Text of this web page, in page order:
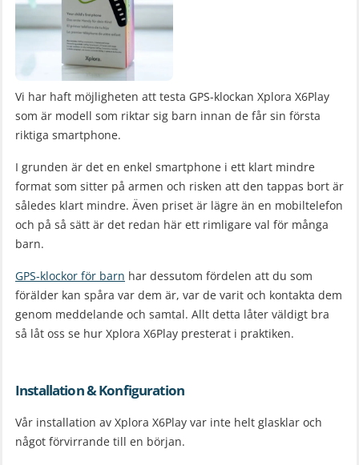
Vi har haft möjligheten att testa GPS-klockan Xplora X6Play
som är modell som riktar sig barn innan de får sin första
riktiga smartphone.
I grunden är det en enkel smartphone i ett klart mindre
format som sitter på armen och risken att den tappas bort är
således klart mindre. Även priset är lägre än en mobiltelefon
och på så sätt är det redan här ett rimligare val för många
barn.
GPS-klockor för barn har dessutom fördelen att du som
förälder kan spåra var dem är, var de varit och kontakta dem
genom meddelande och samtal. Allt detta låter väldigt bra
så låt oss se hur Xplora X6Play presterat i praktiken.
Installation & Konfiguration
Vår installation av Xplora X6Play var inte helt glasklar och
något förvirrande till en början.